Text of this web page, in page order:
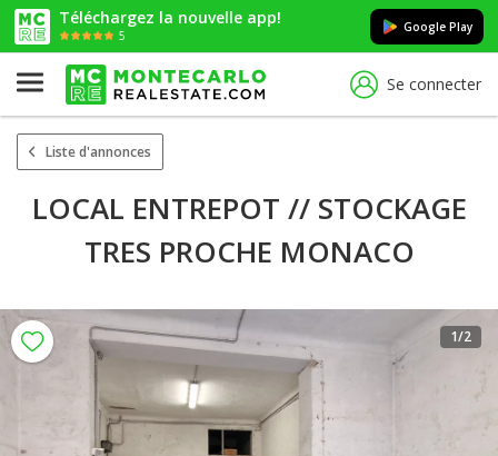
Téléchargez la nouvelle app!
5
Google Play
Se connecter
Liste d'annonces
LOCAL ENTREPOT // STOCKAGE
TRES PROCHE MONACO
1/2